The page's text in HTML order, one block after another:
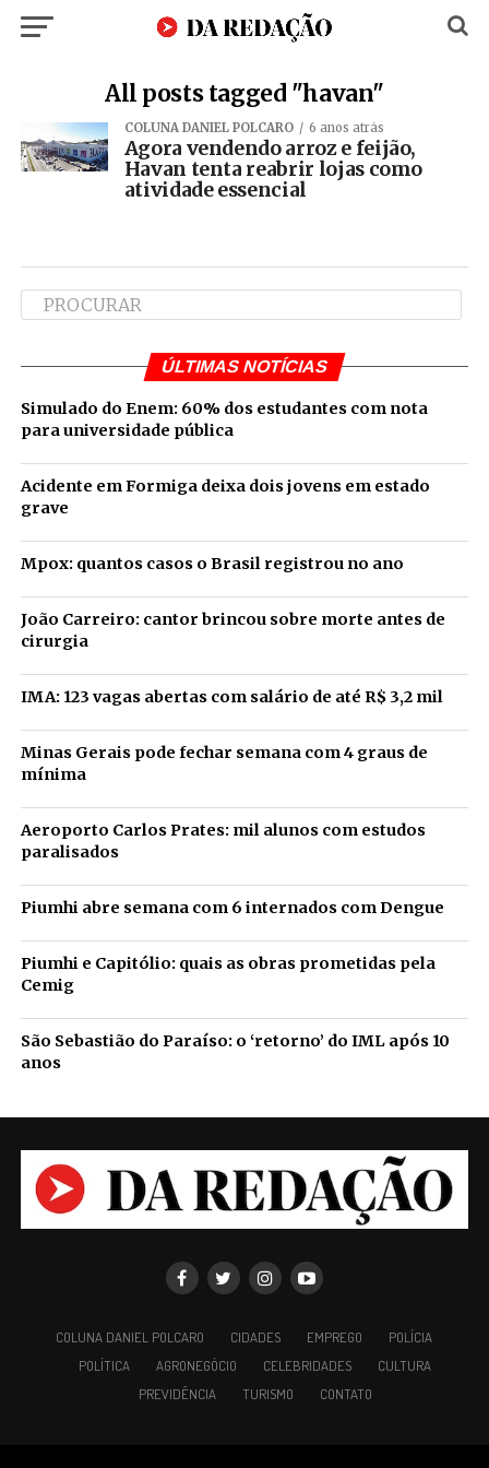
All posts tagged "havan"
COLUNA DANIEL POLCARO 6 anos atrás
Agora vendendo arroz e feijão,
Havan tenta reabrir lojas como
atividade essencial
ÚLTIMAS NOTÍCIAS
Simulado do Enem: 60% dos estudantes com nota
para universidade pública
Acidente em Formiga deixa dois jovens em estado
grave
Mpox: quantos casos o Brasil registrou no ano
João Carreiro: cantor brincou sobre morte antes de
cirurgia
IMA: 123 vagas abertas com salário de até R$ 3,2 mil
Minas Gerais pode fechar semana com 4 graus de
mínima
Aeroporto Carlos Prates: mil alunos com estudos
paralisados
Piumhi abre semana com 6 internados com Dengue
Piumhi e Capitólio: quais as obras prometidas pela
Cemig
São Sebastião do Paraíso: o ‘retorno’ do IML após 10
anos
COLUNA DANIEL POLCARO CIDADES EMPREGO
POLÍCIA
POLÍTICA
AGRONEGÓCIO CELEBRIDADES
CULTURA
PREVIDÊNCIA
TURISMO CONTATO